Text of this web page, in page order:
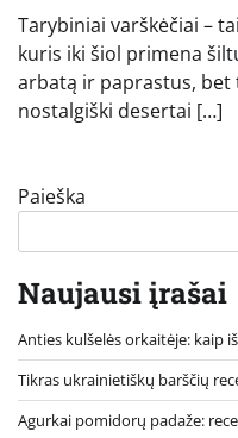
Tarybiniai varškėčiai –
kuris iki šiol primena
arbatą ir paprastus, bet
nostalgiški desertai […]
Paieška
Naujausi įrašai
Anties kulšelės orkaitėje: kaip
Tikras ukrainietiškų barščių
Agurkai pomidorų padaže: